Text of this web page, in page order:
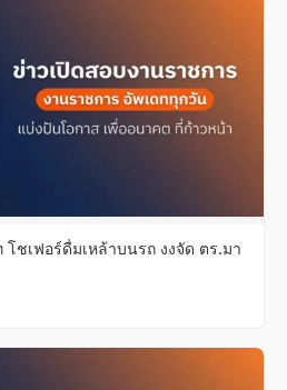
ชเฟอร์ดื่มเหล้าบนรถ งงจัด ตร.มา